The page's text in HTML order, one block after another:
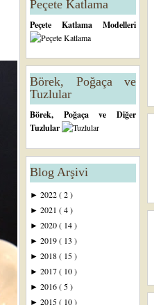
Peçete Katlama
Peçete Katlama Modelleri
Börek, Poğaça ve
Tuzlular
Börek, Poğaça ve Diğer
Tuzlular
Blog Arşivi
► 2022( 2 )
► 2021 ( 4 )
► 2020( 14 )
► 2019( 13 )
► 2018( 15 )
► 2017( 10 )
► 2016( 5 )
► 2015( 10 )